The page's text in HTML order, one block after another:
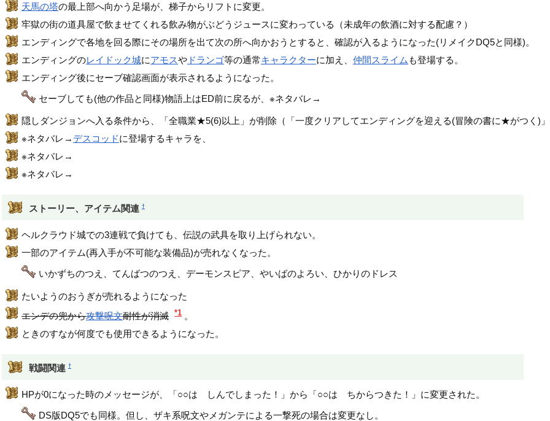
天馬の塔の最上部へ向かう足場が、梯子からリフトに変更。
牢獄の街の道具屋で飲ませてくれる飲み物がぶどうジュースに変わっている（未成年の飲酒に対する配慮？）
エンディングで各地を回る際にその場所を出て次の所へ向かおうとすると、確認が入るようになった(リメイクDQ5と同様)。
エンディングのレイドック城にアモスや ドランゴ等の通常キャラクターに加え、仲間スライム も登場する。
エンディング後にセーブ確認画面が表示されるようになった。
セーブしても(他の作品と同様)物語上はED前に戻るが、※ネタバレ→
隠しダンジョンへ入る条件から、「全職業★5(6)以上」が削除（「一度クリアしてエンディングを迎える(冒険の書に★がつく)」
※ネタバレ→ デスコッドに登場するキャラを、
※ネタバレ→
※ネタバレ→
ストーリー、アイテム関連 †
ヘルクラウド城での3連戦で負けても、伝説の武具を取り上げられない。
一部のアイテム(再入手が不可能な装備品)が売れなくなった。
いかずちのつえ、てんばつのつえ、デーモンスピア、やいばのよろい、ひかりのドレス
たいようのおうぎが売れるようになった
エンデの兜から攻撃呪文耐性が消滅 *1 。
ときのすなが何度でも使用できるようになった。
戦闘関連 †
HPが0になった時のメッセージが、「○○は しんでしまった！」から「○○は ちからつきた！」に変更された。
DS版DQ5でも同様。但し、ザキ系呪文やメガンテによる一撃死の場合は変更なし。